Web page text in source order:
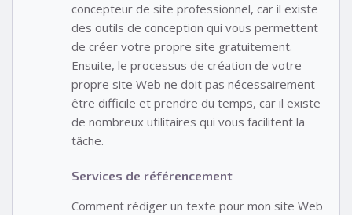
concepteur de site professionnel, car il existe
des outils de conception qui vous permettent
de créer votre propre site gratuitement.
Ensuite, le processus de création de votre
propre site Web ne doit pas nécessairement
être difficile et prendre du temps, car il existe
de nombreux utilitaires qui vous facilitent la
tâche.
Services de référencement
Comment rédiger un texte pour mon site Web